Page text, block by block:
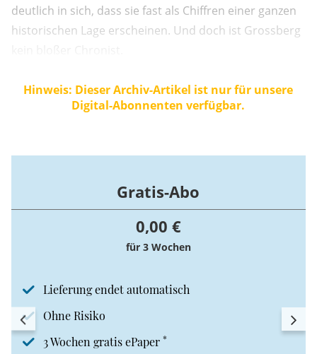
deutlich in sich, dass sie fast als Chiffren einer ganzen
historischen Lage erscheinen. Und doch ist Grossberg
Hinweis: Dieser Archiv-Artikel ist nur für unsere
Digital-Abonnenten verfügbar.
Gratis-Abo
0,00 €
für 3 Wochen
Lieferung endet automatisch
Ohne Risiko
3 Wochen gratis ePaper *